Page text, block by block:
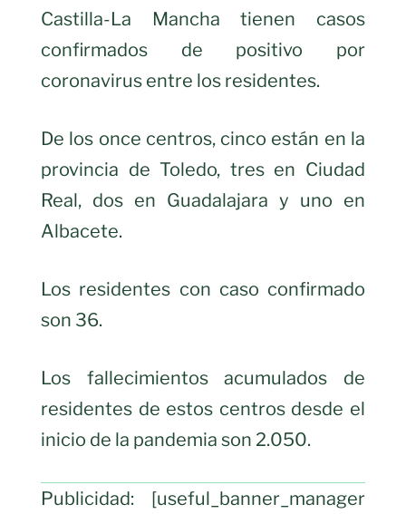
Castilla-La Mancha tienen casos
confirmados de positivo por
coronavirus entre los residentes.
De los once centros, cinco están en la
provincia de Toledo, tres en Ciudad
Real, dos en Guadalajara y uno en
Albacete.
Los residentes con caso confirmado
son 36.
Los fallecimientos acumulados de
residentes de estos centros desde el
inicio de la pandemia son 2.050.
Publicidad: [useful_banner_manager